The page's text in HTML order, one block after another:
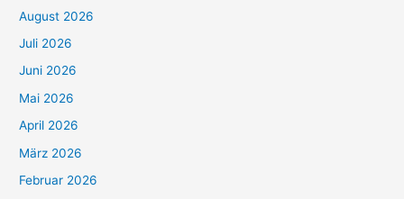
August 2026
Juli 2026
Juni 2026
Mai 2026
April 2026
März 2026
Februar 2026